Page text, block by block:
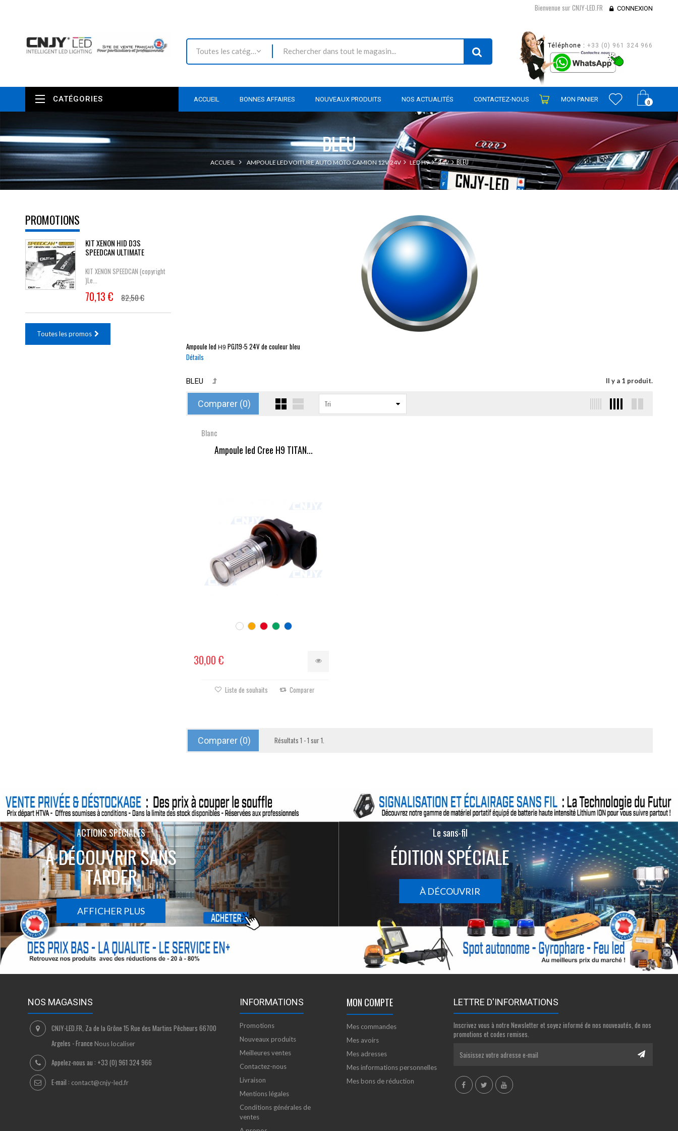
Bienvenue sur CNJY-LED.FR CONNEXION
Toutes les catégories
Téléphone : +33 (0) 961 324 966
0
ACCUEIL BONNES AFFAIRES NOUVEAUX PRODUITS NOS ACTUALITÉS CONTACTEZ-NOUS MON PANIER
CATÉGORIES
BLEU
ACCUEIL AMPOULE LED VOITURE AUTO MOTO CAMION 12V 24V LED H9 24V BLEU
PROMOTIONS
KIT XENON HID D3S
SPEEDCAN ULTIMATE
KIT XENON SPEEDCAN (copyright
)Le...
70,13 € 82,50 €
Toutes les promos
Ampoule led H9 PGJ19-5 24V de couleur bleu
Détails
BLEU Il y a 1 produit.
Comparer (0) Tri
Blanc
Ampoule led Cree H9 TITAN...
30,00 €
Liste de souhaits Comparer
Comparer (0) Résultats 1 - 1 sur 1.
ACTIONS SPÉCIALES
À DÉCOUVRIR SANS
TARDER
AFFICHER PLUS
Le sans-fil
ÉDITION SPÉCIALE
À DÉCOUVRIR
NOS MAGASINS
CNJY-LED.FR, Za de la Grône 15 Rue des Martins Pêcheurs 66700
Argeles - France Nous localiser
Appelez-nous au : +33 (0) 961 324 966
E-mail : contact@cnjy-led.fr
INFORMATIONS
Promotions
Nouveaux produits
Meilleures ventes
Contactez-nous
Livraison
Mentions légales
Conditions générales de
ventes
MON COMPTE
Mes commandes
Mes avoirs
Mes adresses
Mes informations personnelles
Mes bons de réduction
LETTRE D'INFORMATIONS
Inscrivez vous à notre Newsletter et soyez informé de nos nouveautés, de nos
promotions et codes remises.